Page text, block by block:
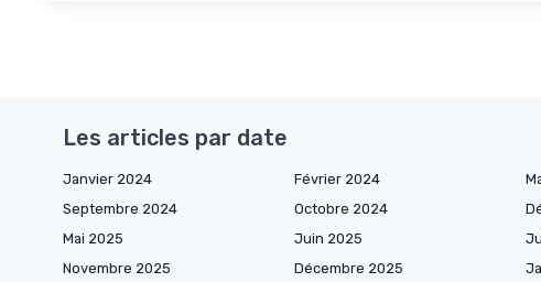
Les articles par date
Janvier 2024 Février 2024
Septembre 2024
Octobre 2024
Mai 2025
Juin 2025
Novembre 2025
Décembre 2025